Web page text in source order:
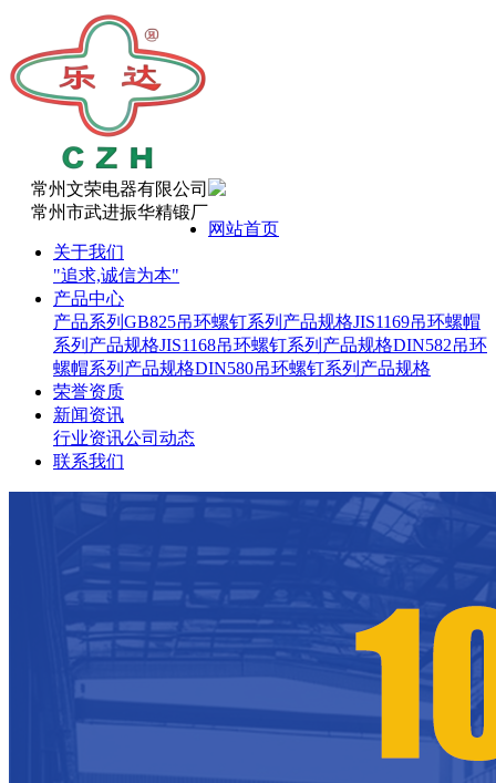
常州文荣电器有限公司
常州市武进振华精锻厂
网站首页
关于我们
"追求,诚信为本"
产品中心
产品系列 GB825吊环螺钉系列产品规格JIS1169吊环螺帽
系列产品规格JIS1168吊环螺钉系列产品规格DIN582吊环
螺帽系列产品规格DIN580吊环螺钉系列产品规格
荣誉资质
新闻资讯
行业资讯公司动态
联系我们